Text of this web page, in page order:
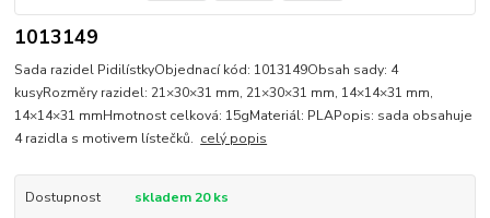
1013149
Sada razidel PidilístkyObjednací kód: 1013149Obsah sady: 4
kusyRozměry razidel: 21×30×31 mm, 21×30×31 mm, 14×14×31 mm,
14×14×31 mmHmotnost celková: 15gMateriál: PLAPopis: sada obsahuje
4 razidla s motivem lístečků. celý popis
Dostupnost skladem 20 ks